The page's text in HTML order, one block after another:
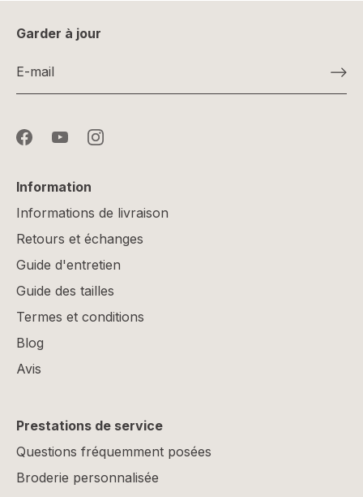
Garder à jour
Information
Informations de livraison
Retours et échanges
Guide d'entretien
Guide des tailles
Termes et conditions
Blog
Avis
Prestations de service
Questions fréquemment posées
Broderie personnalisée